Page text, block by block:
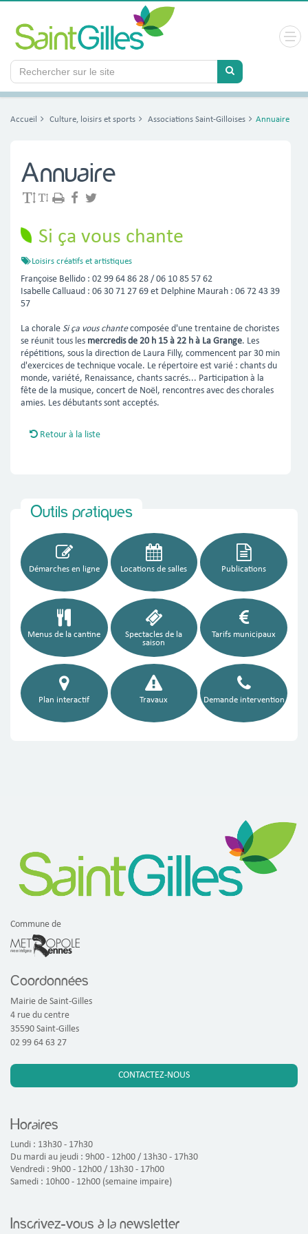
Accueil Culture, loisirs et sports Associations Saint-Gilloises Annuaire
Annuaire
Si ça vous chante
Loisirs créatifs et artistiques
Françoise Bellido : 02 99 64 86 28 / 06 10 85 57 62
Isabelle Calluaud : 06 30 71 27 69 et Delphine Maurah : 06 72 43 39
57
La chorale Si ça vous chantecomposée d'une trentaine de choristes
se réunit tous les mercredis de 20 h 15 à 22 h à La Grange. Les
répétitions, sous la direction de Laura Filly, commencent par 30 min
d'exercices de technique vocale. Le répertoire est varié : chants du
monde, variété, Renaissance, chants sacrés... Participation à la
fête de la musique, concert de Noël, rencontres avec des chorales
amies. Les débutants sont acceptés.
Retour à la liste
Outils pratiques
Démarches en ligne Locations de salles Publications
Menus de la cantine
Spectacles de la
saison
Tarifs municipaux
Plan interactif Travaux Demande intervention
Commune de
Coordonnées
Mairie de Saint-Gilles
4 rue du centre
35590 Saint-Gilles
02 99 64 63 27
CONTACTEZ-NOUS
Horaires
Lundi : 13h30 - 17h30
Du mardi au jeudi : 9h00 - 12h00 / 13h30 - 17h30
Vendredi : 9h00 - 12h00 / 13h30 - 17h00
Samedi : 10h00 - 12h00 (semaine impaire)
Inscrivez-vous à la newsletter